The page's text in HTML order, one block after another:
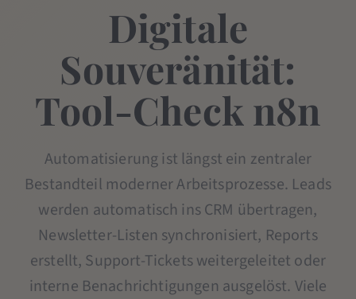
Digitale
Souveränität:
Tool-Check n8n
Automatisierung ist längst ein zentraler
Bestandteil moderner Arbeitsprozesse. Leads
werden automatisch ins CRM übertragen,
Newsletter-Listen synchronisiert, Reports
erstellt, Support-Tickets weitergeleitet oder
interne Benachrichtigungen ausgelöst. Viele